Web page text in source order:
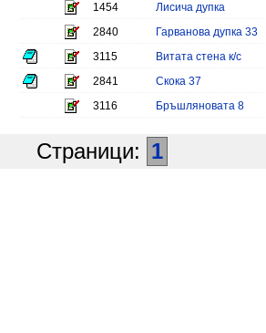
1454
Лисича дупка
2840
Гарванова дупка 33
3115
Витата стена к/с
2841
Скока 37
3116
Бръшляновата 8
Страници: 1